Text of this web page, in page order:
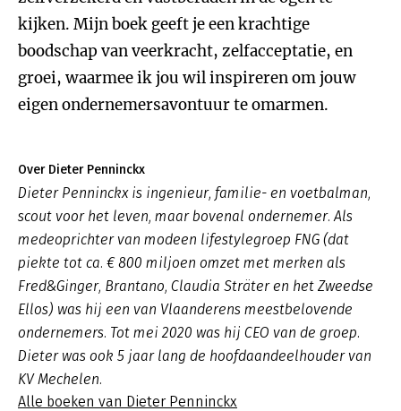
kijken. Mijn boek geeft je een krachtige
boodschap van veerkracht, zelfacceptatie, en
groei, waarmee ik jou wil inspireren om jouw
eigen ondernemersavontuur te omarmen.
Over Dieter Penninckx
Dieter Penninckx is ingenieur, familie- en voetbalman,
scout voor het leven, maar bovenal ondernemer. Als
medeoprichter van modeen lifestylegroep FNG (dat
piekte tot ca. € 800 miljoen omzet met merken als
Fred&Ginger, Brantano, Claudia Sträter en het Zweedse
Ellos) was hij een van Vlaanderens meestbelovende
ondernemers. Tot mei 2020 was hij CEO van de groep.
Dieter was ook 5 jaar lang de hoofdaandeelhouder van
KV Mechelen.
Alle boeken van Dieter Penninckx